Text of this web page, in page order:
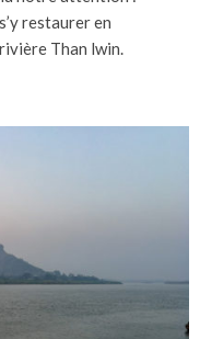
restaurer en
Than lwin.